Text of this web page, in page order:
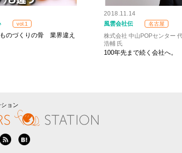
vol.1
のづくりの骨 業界違え
2018.11.14
風雲会社伝
名古屋
株式会社 中山POPセンター
浩輔 氏
100年先まで続く会社へ。
ョン